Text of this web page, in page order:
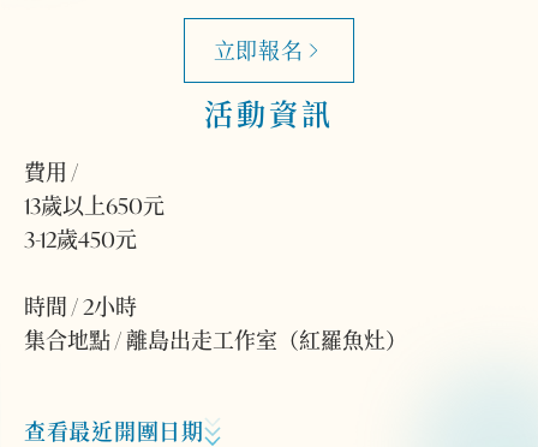
立即報名
活動資訊
費用 /
13歲以上650元
3-12歲450元
時間 / 2小時
集合地點 / 離島出走工作室（紅羅魚灶）
查看最近開團日期